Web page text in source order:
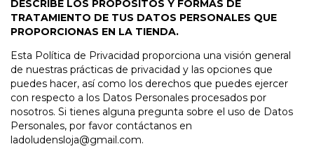
DESCRIBE LOS PROPÓSITOS Y FORMAS DE
TRATAMIENTO DE TUS DATOS PERSONALES QUE
PROPORCIONAS EN LA TIENDA.
Esta Política de Privacidad proporciona una visión general
de nuestras prácticas de privacidad y las opciones que
puedes hacer, así como los derechos que puedes ejercer
con respecto a los Datos Personales procesados por
nosotros. Si tienes alguna pregunta sobre el uso de Datos
Personales, por favor contáctanos en
ladoludensloja@gmail.com.